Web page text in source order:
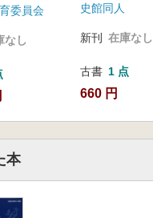
委員会
なし
史館同人
新刊 在庫なし
古書 1 点
660 円
本